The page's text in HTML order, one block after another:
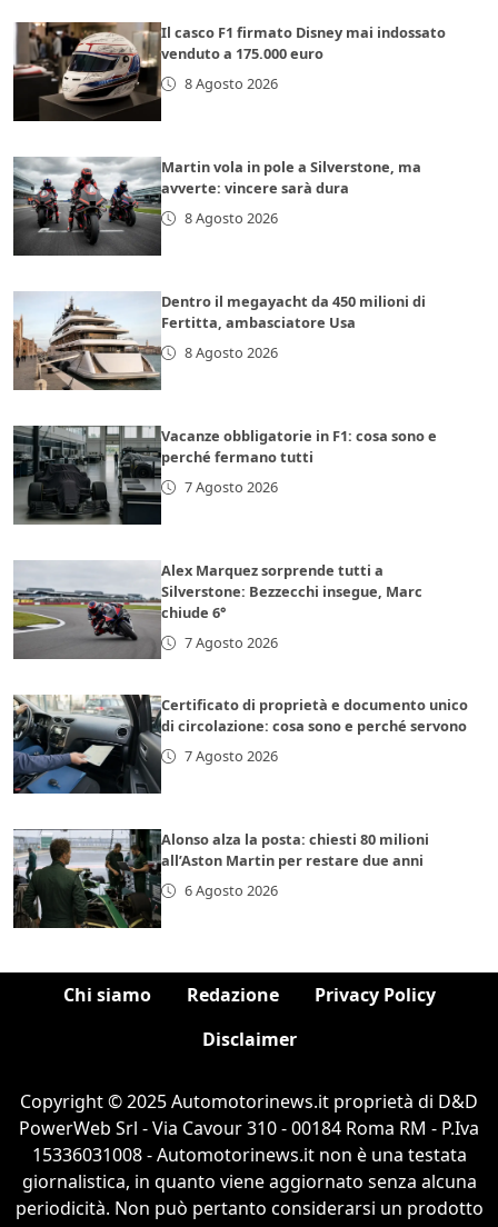
Il casco F1 firmato Disney mai indossato
venduto a 175.000 euro
8 Agosto 2026
Martin vola in pole a Silverstone, ma
avverte: vincere sarà dura
8 Agosto 2026
Dentro il megayacht da 450 milioni di
Fertitta, ambasciatore Usa
8 Agosto 2026
Vacanze obbligatorie in F1: cosa sono e
perché fermano tutti
7 Agosto 2026
Alex Marquez sorprende tutti a
Silverstone: Bezzecchi insegue, Marc
chiude 6°
7 Agosto 2026
Certificato di proprietà e documento unico
di circolazione: cosa sono e perché servono
7 Agosto 2026
Alonso alza la posta: chiesti 80 milioni
all’Aston Martin per restare due anni
6 Agosto 2026
Chi siamo Redazione
Privacy Policy
Disclaimer
Copyright © 2025 Automotorinews.it proprietà di D&D
PowerWeb Srl - Via Cavour 310 - 00184 Roma RM - P.Iva
15336031008 - Automotorinews.it non è una testata
giornalistica, in quanto viene aggiornato senza alcuna
periodicità. Non può pertanto considerarsi un prodotto